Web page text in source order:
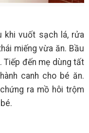
khi vuốt sạch lá, rửa
miếng vừa ăn. Bầu
Tiếp đến mẹ dùng tất
canh cho bé ăn.
ra mồ hôi trộm